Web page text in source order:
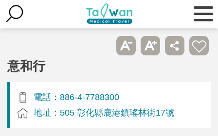
意和行
電話：886-4-7788300
地址：505 彰化縣鹿港鎮瑤林街17號